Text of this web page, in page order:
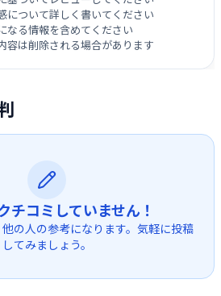
チコミしていません！
の人の参考になります。気軽に投稿
してみましょう。
について詳しく書いてください
なる情報を含めてください
容は削除される場合があります